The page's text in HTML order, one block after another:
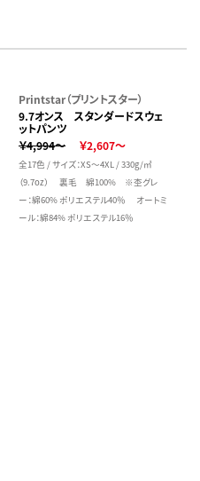
Printstar（プリントスター）
9.7オンス スタンダードスウェ
ットパンツ
￥4,994～
￥2,607～
全17色 / サイズ：XS～4XL / 330g/㎡
（9.7oz） 裏毛 綿100% ※杢グレ
ー：綿60% ポリエステル40％ オートミ
ール：綿84% ポリエステル16％